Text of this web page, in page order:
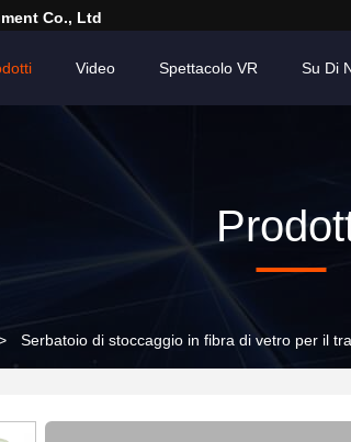
Co., Ltd
Video Spettacolo VR Su Di
Serbatoio di stoccaggio in fibra di vetro per il